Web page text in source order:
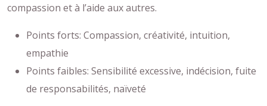
compassion et à l’aide aux autres.
Points forts: Compassion, créativité, intuition,
empathie
Points faibles: Sensibilité excessive, indécision, fuite
de responsabilités, naïveté